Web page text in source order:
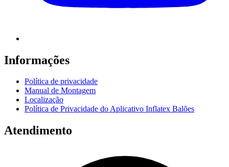
Informações
Política de privacidade
Manual de Montagem
Localização
Política de Privacidade do Aplicativo Inflatex Balões
Atendimento